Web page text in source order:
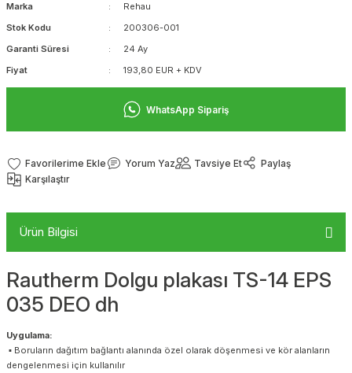
Marka
Rehau
Stok Kodu
200306-001
Garanti Süresi
24 Ay
Fiyat
193,80 EUR + KDV
WhatsApp Sipariş
Yorum Yaz Tavsiye Et
Paylaş
Karşılaştır
Ürün Bilgisi
Rautherm Dolgu plakası TS-14 EPS
035 DEO dh
Uygulama:
▪ Boruların dağıtım bağlantı alanında özel olarak döşenmesi ve kör alanların
dengelenmesi için kullanılır